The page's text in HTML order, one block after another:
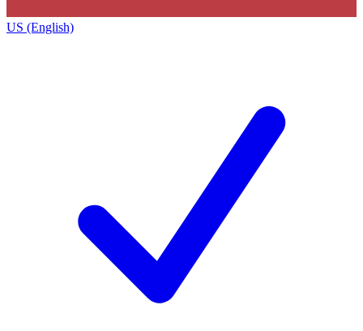
US (English)